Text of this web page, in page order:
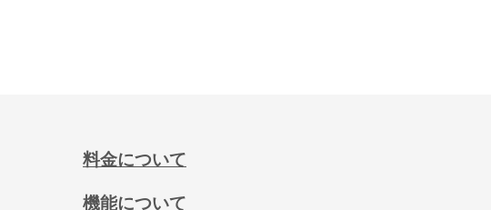
料金について
機能について